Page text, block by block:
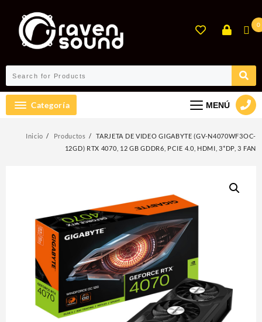
contenido
0
Categoría MENÚ
Inicio Productos
TARJETA DE VIDEO GIGABYTE (GV-N4070WF3OC-
12GD) RTX 4070, 12 GB GDDR6, PCIE 4.0, HDMI, 3*DP, 3 FAN